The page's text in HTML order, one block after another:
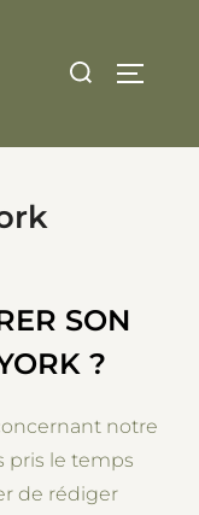
Search
SON
?
notre
pris le temps
de rédiger